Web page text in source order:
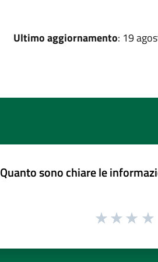
Ultimo aggiornamento: 19
Quanto sono chiare le